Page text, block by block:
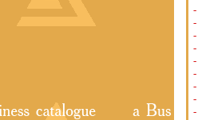
-
-
-
-
-
-
-
-
-